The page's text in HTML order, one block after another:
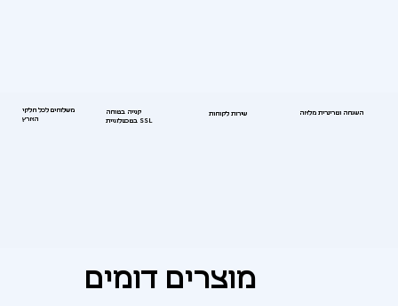
משלוחים לכל חלקי
הארץ
קנייה בטוחה
בטכנולוגיית SSL
שירות לקוחות השגחה וטרינרית מלאה
מוצרים דומים